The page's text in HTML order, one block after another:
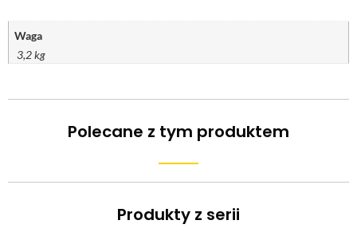
Waga
3,2 kg
Polecane z tym produktem
Produkty z serii